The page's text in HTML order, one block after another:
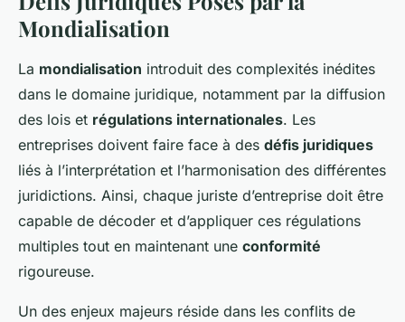
Mondialisation
La mondialisation introduit des complexités inédites
dans le domaine juridique, notamment par la diffusion
des lois et régulations internationales. Les
entreprises doivent faire face à des défis juridiques
liés à l’interprétation et l’harmonisation des différentes
juridictions. Ainsi, chaque juriste d’entreprise doit être
capable de décoder et d’appliquer ces régulations
multiples tout en maintenant une conformité
rigoureuse.
Un des enjeux majeurs réside dans les conflits de